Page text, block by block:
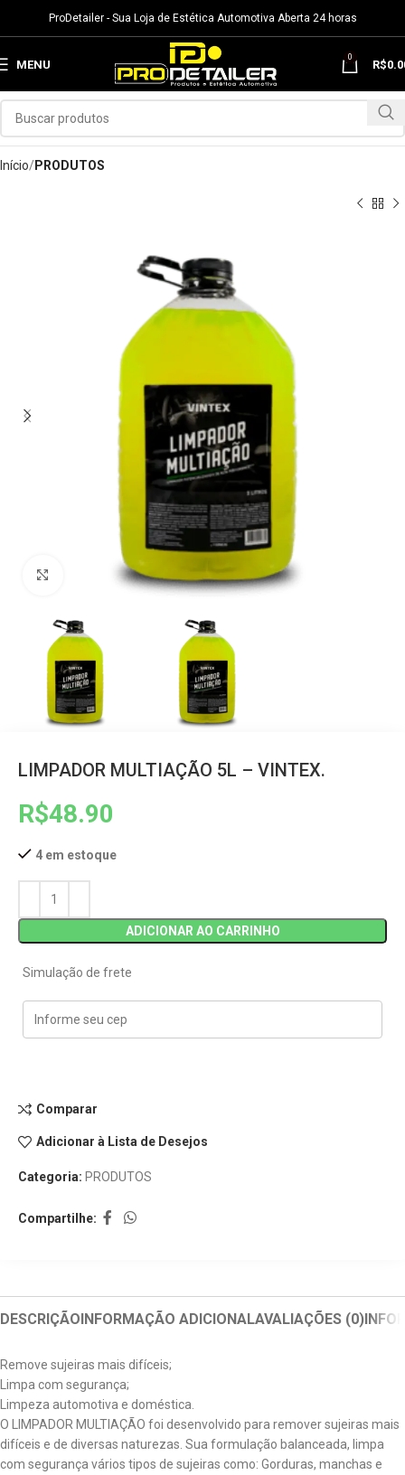
ProDetailer - Sua Loja de Estética Automotiva Aberta 24 horas
MENU
0
R$
Início PRODUTOS
Clique para ampliar
LIMPADOR MULTIAÇÃO 5L – VINTEX.
R$48.90
4 em estoque
ADICIONAR AO CARRINHO
Simulação de frete
Comparar
Adicionar à Lista de Desejos
Categoria: PRODUTOS
Compartilhe:
DESCRIÇÃOINFORMAÇÃO ADICIONALAVALIAÇÕES (0)
Remove sujeiras mais difíceis;
Limpa com segurança;
Limpeza automotiva e doméstica.
O LIMPADOR MULTIAÇÃO foi desenvolvido para remover sujeiras mais
difíceis e de diversas naturezas. Sua formulação balanceada, limpa
com segurança vários tipos de sujeiras como: Gorduras, manchas e